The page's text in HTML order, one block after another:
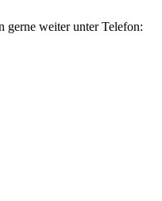
gerne weiter unter Telefon: